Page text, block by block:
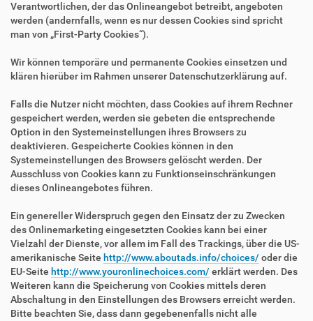
Verantwortlichen, der das Onlineangebot betreibt, angeboten
werden (andernfalls, wenn es nur dessen Cookies sind spricht
man von „First-Party Cookies“).
Wir können temporäre und permanente Cookies einsetzen und
klären hierüber im Rahmen unserer Datenschutzerklärung auf.
Falls die Nutzer nicht möchten, dass Cookies auf ihrem Rechner
gespeichert werden, werden sie gebeten die entsprechende
Option in den Systemeinstellungen ihres Browsers zu
deaktivieren. Gespeicherte Cookies können in den
Systemeinstellungen des Browsers gelöscht werden. Der
Ausschluss von Cookies kann zu Funktionseinschränkungen
dieses Onlineangebotes führen.
Ein genereller Widerspruch gegen den Einsatz der zu Zwecken
des Onlinemarketing eingesetzten Cookies kann bei einer
Vielzahl der Dienste, vor allem im Fall des Trackings, über die US-
amerikanische Seite http://www.aboutads.info/choices/ oder die
EU-Seite http://www.youronlinechoices.com/ erklärt werden. Des
Weiteren kann die Speicherung von Cookies mittels deren
Abschaltung in den Einstellungen des Browsers erreicht werden.
Bitte beachten Sie, dass dann gegebenenfalls nicht alle